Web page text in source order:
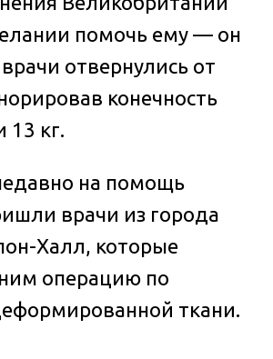
помочь ему — он
отвернулись от
конечность
13 кг.
на помощь
врачи из города
Халл, которые
операцию по
ткани.